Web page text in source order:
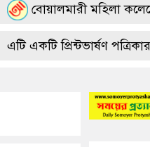
বোয়ালমারী মহিলা কলেজে
প্রিন্টভার্ষণ পত্রিকার